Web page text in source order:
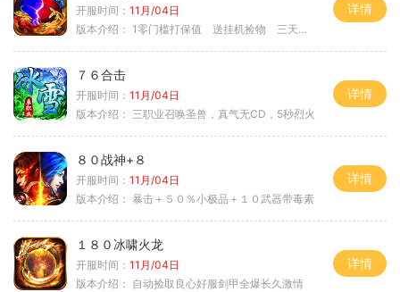
开服时间： 11月/04日
版本介绍： 1零门槛打保值 送挂机捡物 三天合区
详情
７６合击
开服时间： 11月/04日
版本介绍： 三职业召唤圣兽，真气无CD，5秒烈火
详情
８０战神+８
开服时间： 11月/04日
版本介绍： 暴击＋５０％小极品＋１０武器带毒素
详情
１８０冰啸火龙
开服时间： 11月/04日
版本介绍： 自动捡取良心好服剑甲全爆长久激情
详情